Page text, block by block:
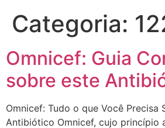
Categoria:
Omnicef: Guia
sobre este
Omnicef: Tudo o que Você Precisa
Antibiótico Omnicef, cujo princípio